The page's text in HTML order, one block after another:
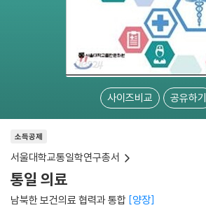
사이즈비교 공유하기
소득공제
서울대학교통일학연구총서
통일 의료
남북한 보건의료 협력과 통합 양장